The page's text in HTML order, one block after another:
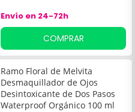
y la otra oleosa (lipófila).
Envío en 24-72h
COMPRAR
Ramo Floral de Melvita
Desmaquillador de Ojos
Desintoxicante de Dos Pasos
Waterproof Orgánico 100 ml